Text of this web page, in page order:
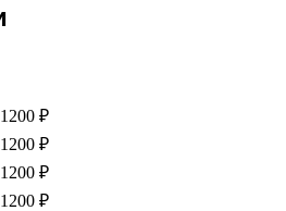
1200 ₽
1200 ₽
1200 ₽
1200 ₽